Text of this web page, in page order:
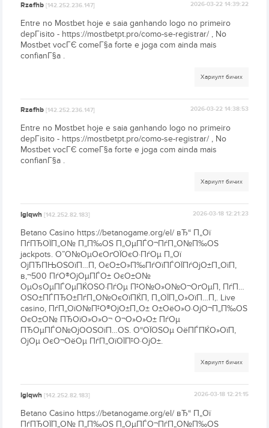
Rzafhb[142.252.236.147] 2026-03-22 14:39:22
Entre no Mostbet hoje e saia ganhando logo no primeiro
depГіsito - https://mostbetpt.pro/como-se-registrar/ , No
Mostbet vocГЄ comeГ§a forte e joga com ainda mais
confianГ§a .
Хариулт бичих
Rzafhb[142.252.236.147] 2026-03-22 14:38:53
Entre no Mostbet hoje e saia ganhando logo no primeiro
depГіsito - https://mostbetpt.pro/como-se-registrar/ , No
Mostbet vocГЄ comeГ§a forte e joga com ainda mais
confianГ§a .
Хариулт бичих
Igiqwh[142.252.82.183] 2026-03-18 12:21:23
Betano Casino https://betanogame.org/el/ вЂ“ П„Ої
ПѓПЂОЇП„О№ П„П‰ОЅ П„ОµПЃО¬ПѓП„О№П‰ОЅ
jackpots. О”О№ОµОєОґОЇОєО·ПѓОµ П„Ої
ОјПЂПЊОЅОїП…П‚ ОєО±О»П‰ПѓОїПЃОЇПѓОјО±П„ОїП‚
в‚¬500 ПѓО®ОјОµПЃО± ОєО±О№
ОµОѕОµПЃОµПЌОЅО·ПѓОµ П‡О№О»О№О¬ОґОµП‚ ПѓП…
ОЅО±ПЃПЂО±ПѓП„О№ОєОїПЌП‚ П„ОЇП„О»ОїП…П‚. Live
casino, ПѓП„ОїО№П‡О®ОјО±П„О± О±ОёО»О·ОјО¬П„П‰ОЅ
ОєО±О№ ПЂОїО»О»О¬ О¬О»О»О± ПѓОµ
ПЂОµПЃО№ОјО­ОЅОїП…ОЅ. О“ОЇОЅОµ ОёПЃПЌО»ОїП‚
ОјОµ ОєО¬ОёОµ ПѓП„ОїОЇП‡О·ОјО±.
Хариулт бичих
Igiqwh[142.252.82.183] 2026-03-18 12:21:15
Betano Casino https://betanogame.org/el/ вЂ“ П„Ої
ПѓПЂОЇП„О№ П„П‰ОЅ П„ОµПЃО¬ПѓП„О№П‰ОЅ